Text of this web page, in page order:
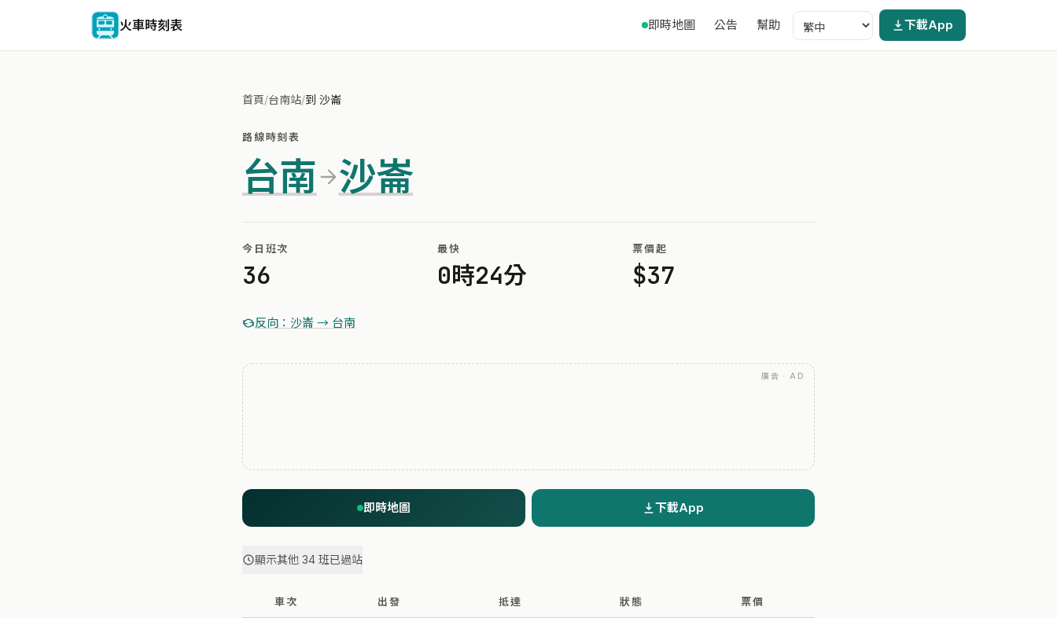
火車時刻表 即時地圖 公告 幫助 下載App
首頁/台南站/到 沙崙
路線時刻表
台南 沙崙
今日班次
36
最快
0時24分
票價起
$37
反向：沙崙 → 台南
廣告 · AD
即時地圖 下載App
顯示其他 34 班已過站
車次 出發 抵達 狀態 票價